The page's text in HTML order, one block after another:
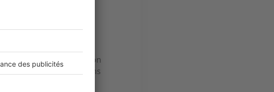
notamment une
Or
d’un studio ou d’un
des étudiants ou des
familial ou la maison
peuvent être aussi moins